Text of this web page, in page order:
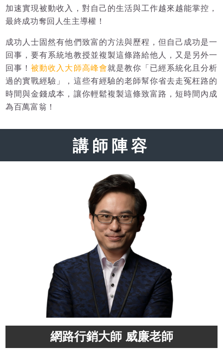
加速實現被動收入，對自己的生活與工作越來越能掌控，
最終成功奪回人生主導權！
成功人士固然有他們致富的方法與歷程，但自己成功是一
回事，要有系統地教授並複製這條路給他人，又是另外一
回事！被動收入大師高峰會就是教你「已經系統化且分析
過的實戰經驗」，這些有經驗的老師幫你省去走冤枉路的
時間與金錢成本，讓你輕鬆複製這條致富路，短時間內成
為百萬富翁！
講師陣容
網路行銷大師 威廉老師